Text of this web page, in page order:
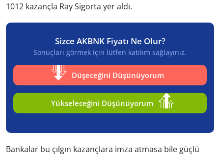
1012 kazançla Ray Sigorta yer aldı.
Sizce AKBNK Fiyatı Ne Olur?
Sonuçları görmek için lütfen katılım sağlayınız.
Düşeceğini Düşünüyorum
Yükseleceğini Düşünüyorum
Bankalar bu çılgın kazançlara imza atmasa bile güçlü